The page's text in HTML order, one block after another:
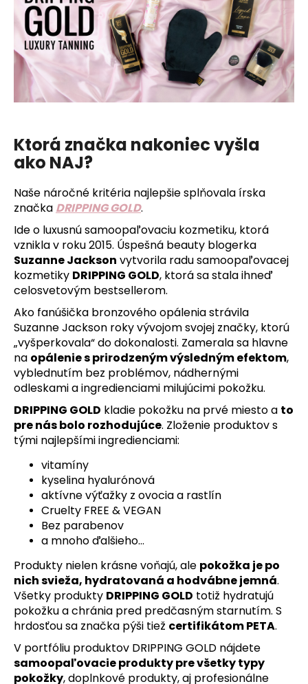
Ktorá značka nakoniec vyšla
ako NAJ?
Naše náročné kritéria najlepšie splňovala írska
značka DRIPPING GOLD.
Ide o luxusnú samoopaľovaciu kozmetiku, ktorá
vznikla v roku 2015. Úspešná beauty blogerka
Suzanne Jackson vytvorila radu samoopaľovacej
kozmetiky DRIPPING GOLD, ktorá sa stala ihneď
celosvetovým bestsellerom.
Ako fanúšička bronzového opálenia strávila
Suzanne Jackson roky vývojom svojej značky, ktorú
„vyšperkovala“ do dokonalosti. Zamerala sa hlavne
na opálenie s prirodzeným výsledným efektom,
vyblednutím bez problémov, nádhernými
odleskami a ingredienciami milujúcimi pokožku.
DRIPPING GOLD kladie pokožku na prvé miesto a to
pre nás bolo rozhodujúce. Zloženie produktov s
tými najlepšími ingredienciami:
vitamíny
kyselina hyalurónová
aktívne výťažky z ovocia a rastlín
Cruelty FREE & VEGAN
Bez parabenov
a mnoho ďalšieho…
Produkty nielen krásne voňajú, ale pokožka je po
nich svieža, hydratovaná a hodvábne jemná.
Všetky produkty DRIPPING GOLD totiž hydratujú
pokožku a chránia pred predčasným starnutím. S
hrdosťou sa značka pýši tiež certifikátom PETA.
V portfóliu produktov DRIPPING GOLD nájdete
samoopaľovacie produkty pre všetky typy
pokožky, doplnkové produkty, aj profesionálne